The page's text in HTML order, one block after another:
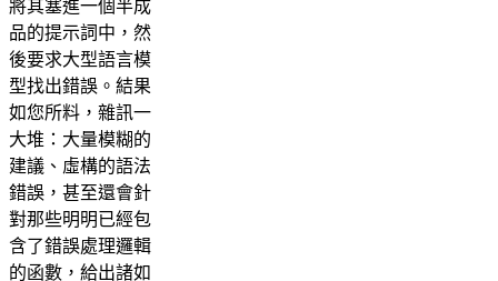
將其塞進一個半成
品的提示詞中，然
後要求大型語言模
型找出錯誤。結果
如您所料，雜訊一
大堆：大量模糊的
建議、虛構的語法
錯誤，甚至還會針
對那些明明已經包
含了錯誤處理邏輯
的函數，給出諸如